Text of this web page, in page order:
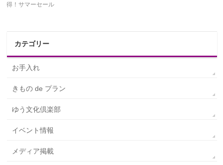
得！サマーセール
カテゴリー
お手入れ
きもの de プラン
ゆう文化倶楽部
イベント情報
メディア掲載